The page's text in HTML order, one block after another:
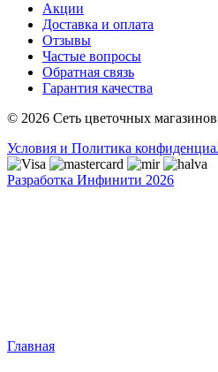
Акции
Доставка и оплата
Отзывы
Частые вопросы
Обратная связь
Гарантия качества
© 2026 Сеть цветочных
Условия и Политика
Разработка Инфинити 2026
Главная